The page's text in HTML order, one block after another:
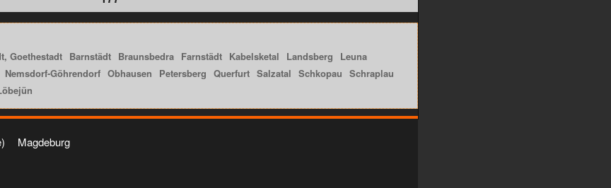
Goethestadt Barnstädt Braunsbedra Farnstädt Kabelsketal Landsberg
Leuna
Nemsdorf-Göhrendorf Obhausen Petersberg Querfurt Salzatal Schkopau Schraplau
Magdeburg